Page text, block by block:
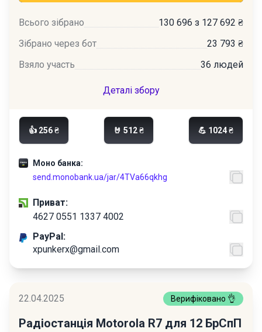
Всього зібрано
130 696 з 127 692 ₴
Зібрано через бот
23 793 ₴
Взяло участь
36 людей
Деталі збору
Моно банка:
send.monobank.ua/jar/4TVa66qkhg
👍 256 ₴ 🤘 512 ₴ 💪 1024 ₴
Приват:
4627 0551 1337 4002
PayPal:
xpunkerx@gmail.com
22.04.2025 Верифіковано 👌
Радіостанція Motorola R7 для 12 БрСпП